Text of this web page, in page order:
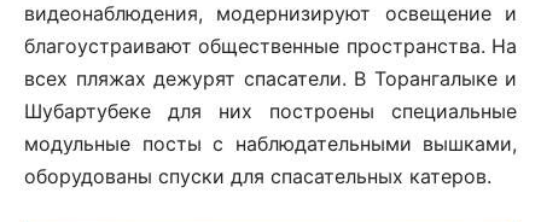
видеонаблюдения, модернизируют освещение и
благоустраивают общественные пространства. На
всех пляжах дежурят спасатели. В Торангалыке и
Шубартубеке для них построены специальные
модульные посты с наблюдательными вышками,
оборудованы спуски для спасательных катеров.